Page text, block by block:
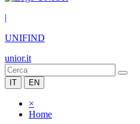
|
UNIFIND
unior.it
IT EN
×
Home